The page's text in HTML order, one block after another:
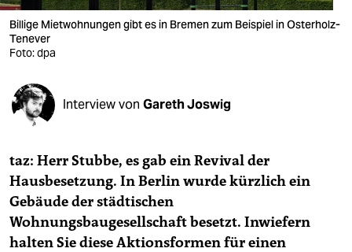
verlag
veranstaltungen
shop
fragen & hilfe
abo
genossenschaft
epaper login
Billige Mietwohnungen gibt es in Bremen zum Beispiel in Osterholz-
Tenever
Foto: dpa
Interview von Gareth Joswig
taz: Herr Stubbe, es gab ein Revival der
Hausbesetzung. In Berlin wurde kürzlich ein
Gebäude der städtischen
Wohnungsbaugesellschaft besetzt. Inwiefern
halten Sie diese Aktionsformen für einen